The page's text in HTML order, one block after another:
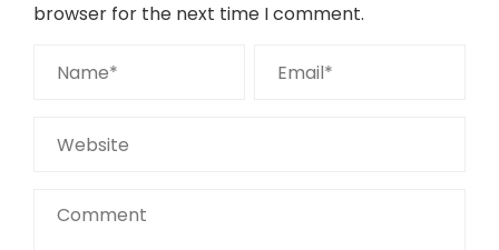
browser for the next time I comment.